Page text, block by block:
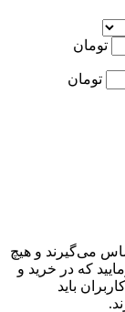
تومان
تومان
می‌گیرند و هیچ
که در خرید و
باید